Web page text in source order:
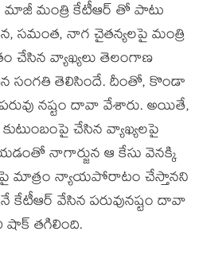
మాజీ మంత్రి కేటీఆర్‌ తో పాటు
సమంత, నాగ చైతన్యలపై మంత్రి
చేసిన వ్యాఖ్యలు తెలంగాణ
సంగతి తెలిసిందే. దీంతో, కొండా
నష్టం దావా వేశారు. అయితే,
కుటుంబంపై చేసిన వ్యాఖ్యలపై
నాగార్జున ఆ కేసు వెనక్కి
పై మాత్రం న్యాయపోరాటం చేస్తానని
కేటీఆర్ వేసిన పరువునష్టం దావా
షాక్ తగిలింది.